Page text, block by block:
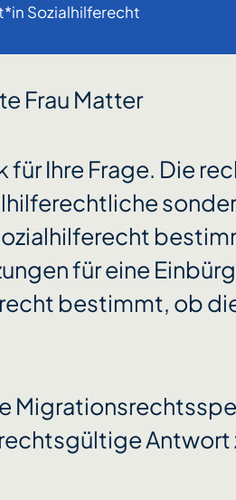
Sozialhilferecht
Frau Matter
für Ihre Frage. Die
für eine
bestimmt, ob
Antwort